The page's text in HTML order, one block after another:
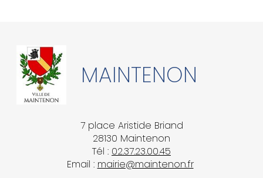
MAINTENON
7 place Aristide Briand
28130 Maintenon
Tél : 02.37.23.00.45
Email : mairie@maintenon.fr